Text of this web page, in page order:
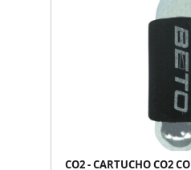
CO2 - CARTUCHO CO2